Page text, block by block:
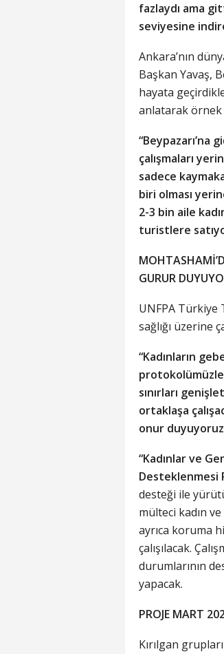
fazlaydı ama
seviyesine
Ankara’nın
Başkan Yavaş,
hayata
anlatarak
“Beypazarı’na
çalışmaları
sadece
biri olması
2-3 bin aile
turistlere
GURUR
UNFPA Türkiye
sağlığı üzerine
“Kadınların
sınırları
ortaklaşa
onur
“Kadınlar ve
Desteklenmesi
desteği ile
mülteci kadın
ayrıca koruma
çalışılacak.
durumlarının
yapacak.
PROJE MART
Kırılgan